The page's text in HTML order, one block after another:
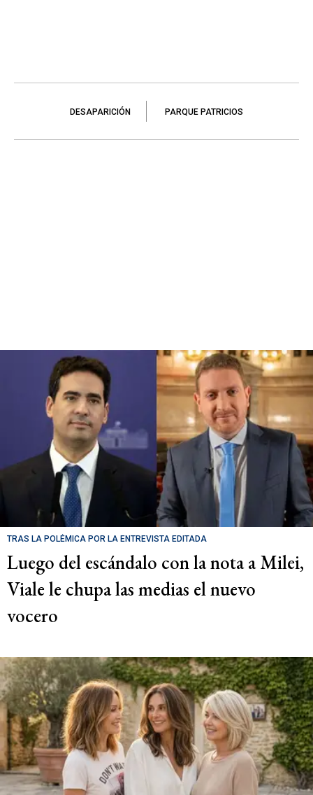
DESAPARICIÓN PARQUE PATRICIOS
TRAS LA POLÉMICA POR LA ENTREVISTA EDITADA
Luego del escándalo con la nota a Milei,
Viale le chupa las medias el nuevo
vocero